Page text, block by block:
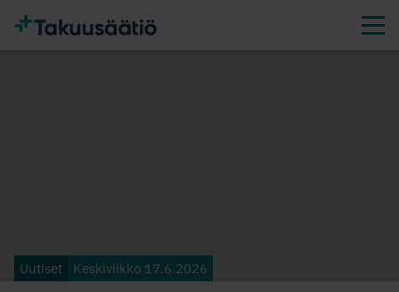
Uutiset Keskiviikko 17.6.2026